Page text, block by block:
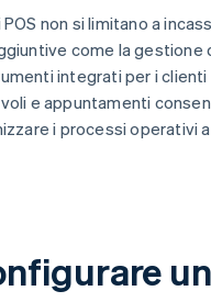
non si limitano a
come la gestione
integrati per i clienti
e appuntamenti
i processi operativi
un